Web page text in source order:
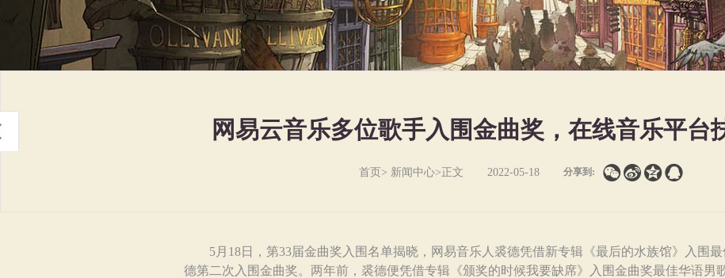
安卓充值 客服中心
网易云音乐多位歌手入围金曲奖，在线音乐平台
首页 > 新闻中心>正文 2022-05-18 分享到: 
5月18日，第33届金曲奖入围名单揭晓，网易音乐人裘德凭借新专辑《最后的水族馆》入围最
德第二次入围金曲奖。两年前，裘德便凭借专辑《颁奖的时候我要缺席》入围金曲奖最佳华语男